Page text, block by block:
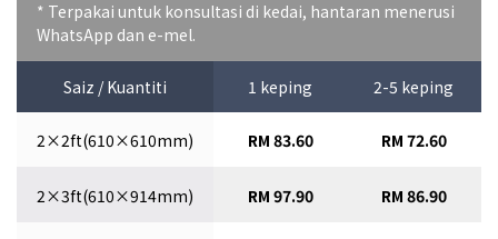
* Terpakai untuk konsultasi di kedai, hantaran menerusi
WhatsApp dan e-mel.
Saiz / Kuantiti 1 keping 2-5 keping
2×2ft(610×610mm) RM 83.60 RM 72.60
2×3ft(610×914mm) RM 97.90 RM 86.90